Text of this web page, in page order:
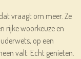
vraagt om meer. Ze
rijke woorkeuze en
op een
valt. Echt genieten.